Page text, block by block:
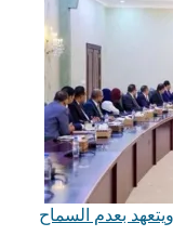
بعدم السماح